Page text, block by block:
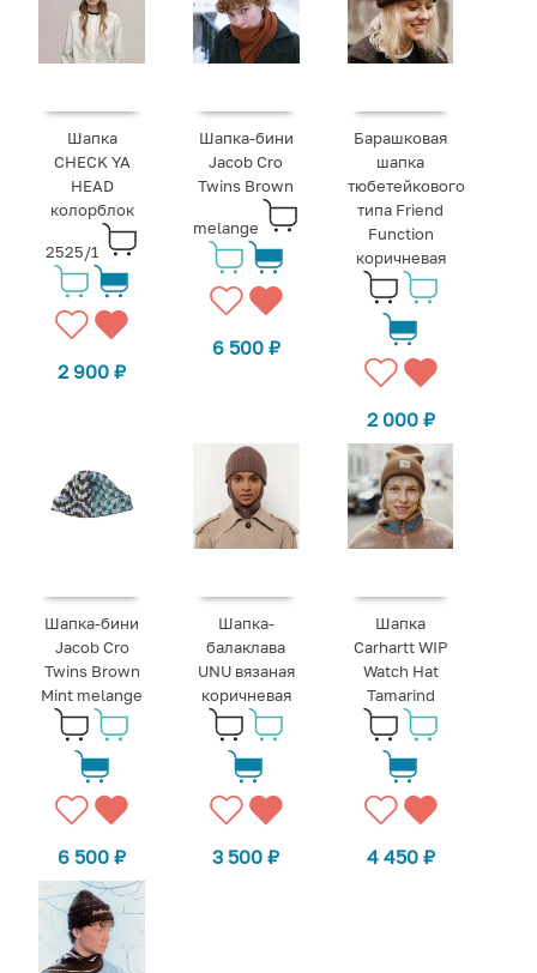
Шапка
CHECK YA
HEAD
колорблок
2525/1
2 900₽
Шапка-бини
Jacob Cro
Twins Brown
melange
6 500 ₽
Барашковая
шапка
тюбетейкового
типа Friend
Function
коричневая
2 000 ₽
Шапка-бини
Jacob Cro
Twins Brown
Mint melange
6 500₽
Шапка-
балаклава
UNU вязаная
коричневая
3 500₽
Шапка
Carhartt WIP
Watch Hat
Tamarind
4 450 ₽